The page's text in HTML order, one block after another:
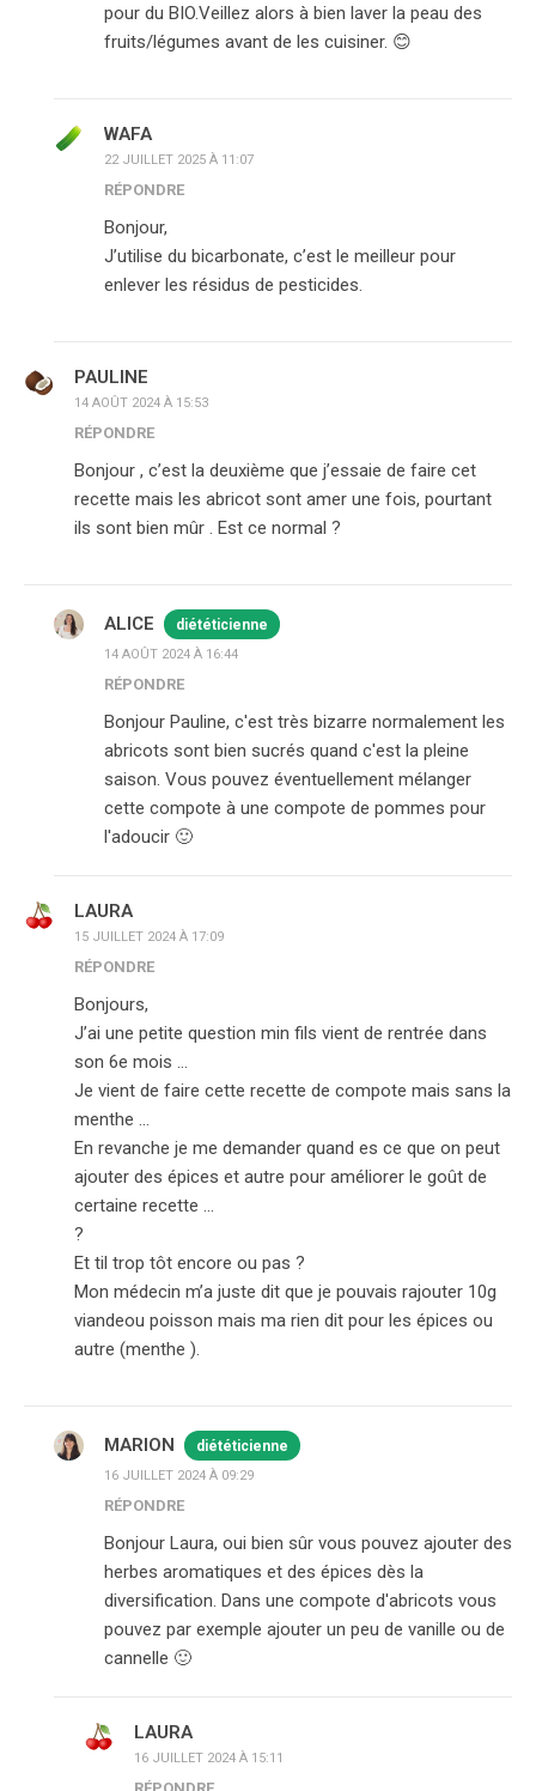
pour du BIO.Veillez alors à bien laver la peau des
fruits/légumes avant de les cuisiner. 😊
WAFA
22 JUILLET 2025 À 11:07
RÉPONDRE
Bonjour,
J’utilise du bicarbonate, c’est le meilleur pour
enlever les résidus de pesticides.
PAULINE
14 AOÛT 2024 À 15:53
RÉPONDRE
Bonjour , c’est la deuxième que j’essaie de faire cet
recette mais les abricot sont amer une fois, pourtant
ils sont bien mûr . Est ce normal ?
ALICE diététicienne
14 AOÛT 2024 À 16:44
RÉPONDRE
Bonjour Pauline, c'est très bizarre normalement les
abricots sont bien sucrés quand c'est la pleine
saison. Vous pouvez éventuellement mélanger
cette compote à une compote de pommes pour
l'adoucir 🙂
LAURA
15 JUILLET 2024 À 17:09
RÉPONDRE
Bonjours,
J’ai une petite question min fils vient de rentrée dans
son 6e mois …
Je vient de faire cette recette de compote mais sans la
menthe …
En revanche je me demander quand es ce que on peut
ajouter des épices et autre pour améliorer le goût de
certaine recette …
?
Et til trop tôt encore ou pas ?
Mon médecin m’a juste dit que je pouvais rajouter 10g
viandeou poisson mais ma rien dit pour les épices ou
autre (menthe ).
MARION diététicienne
16 JUILLET 2024 À 09:29
RÉPONDRE
Bonjour Laura, oui bien sûr vous pouvez ajouter des
herbes aromatiques et des épices dès la
diversification. Dans une compote d'abricots vous
pouvez par exemple ajouter un peu de vanille ou de
cannelle 🙂
LAURA
16 JUILLET 2024 À 15:11